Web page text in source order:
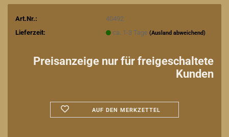
Art.Nr.:
40492
Lieferzeit:
ca. 1-3 Tage (Ausland abweichend)
Preisanzeige nur für freigeschaltete
Kunden
AUF DEN MERKZETTEL